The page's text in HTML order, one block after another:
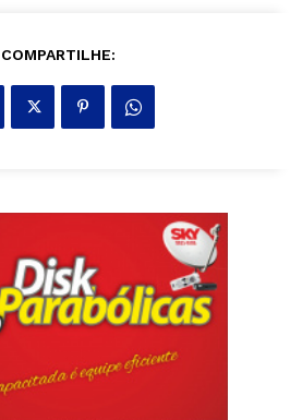
COMPARTILHE: